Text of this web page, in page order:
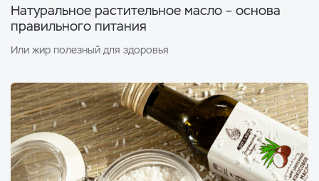
Натуральное растительное масло – основа
правильного питания
Или жир полезный для здоровья